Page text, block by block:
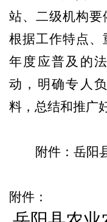
站、二级机构
根据工作特点
年度应普及的
动，明确专人
料，总结和推广
附件：岳阳
附件：